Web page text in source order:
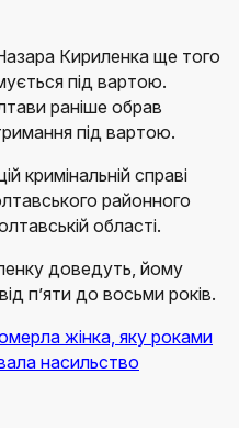
Кириленка ще того
під вартою.
раніше обрав
під вартою.
кримінальній справі
районного
області.
доведуть, йому
п’яти до восьми років.
жінка, яку роками
насильство